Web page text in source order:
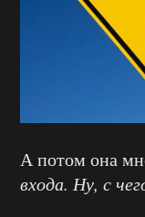
А потом она
входа. Ну, с